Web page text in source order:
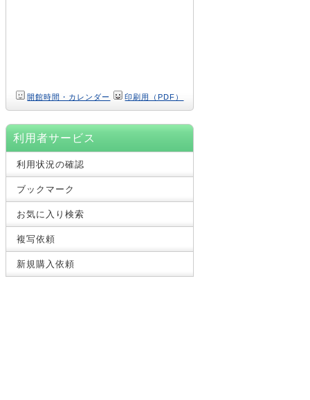
開館時間・カレンダー 印刷用（PDF）
利用者サービス
利用状況の確認
ブックマーク
お気に入り検索
複写依頼
新規購入依頼